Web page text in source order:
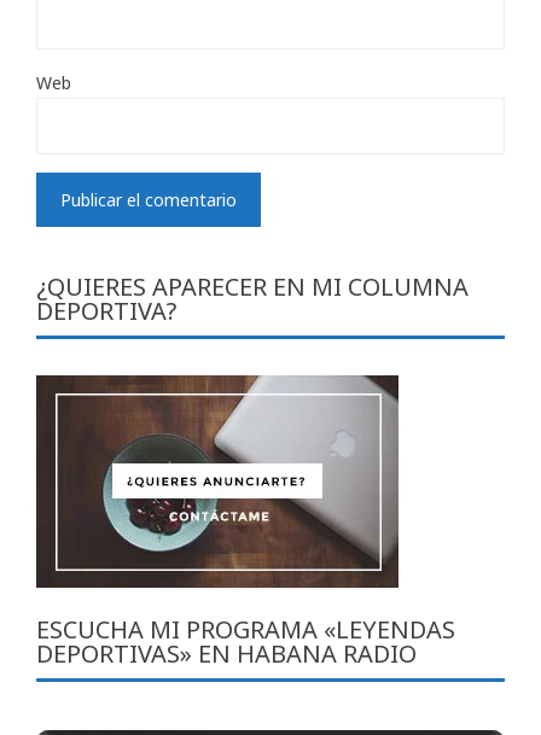
Web
¿QUIERES APARECER EN MI COLUMNA
DEPORTIVA?
ESCUCHA MI PROGRAMA «LEYENDAS
DEPORTIVAS» EN HABANA RADIO